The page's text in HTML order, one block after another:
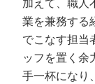
株式
株式
株式
合同
加えて、職人
業を兼務する
でこなす担当
ッフを置く余
手一杯になり